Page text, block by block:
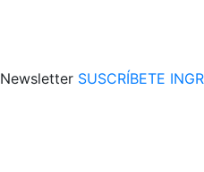
Newsletter SUSCRÍBETE